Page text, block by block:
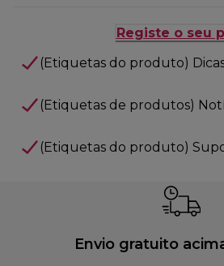
Registe o seu
(Etiquetas do produto)
(Etiquetas de produtos)
(Etiquetas do produto)
Envio gratuito